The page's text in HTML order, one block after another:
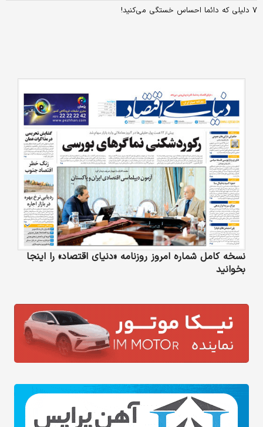
۷ دلیلی که دائما احساس خستگی می‌کنید!
نسخه کامل شماره امروز روزنامه «دنیای‌ اقتصاد» را اینجا
بخوانید